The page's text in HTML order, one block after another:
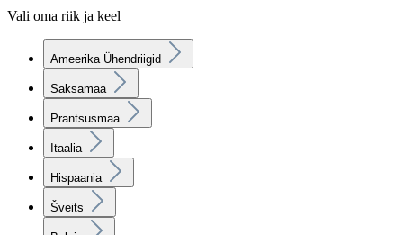
Vali oma riik ja keel
Ameerika Ühendriigid
Saksamaa
Prantsusmaa
Itaalia
Hispaania
Šveits